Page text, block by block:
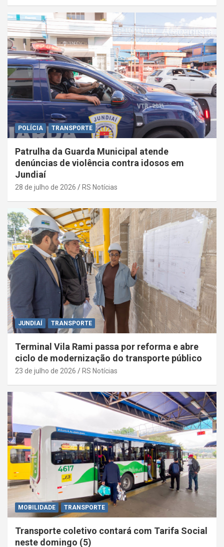
POLÍCIA TRANSPORTE
Patrulha da Guarda Municipal atende
denúncias de violência contra idosos em
Jundiaí
28 de julho de 2026 RS Notícias
JUNDIAÍ TRANSPORTE
Terminal Vila Rami passa por reforma e abre
ciclo de modernização do transporte público
23 de julho de 2026 RS Notícias
MOBILIDADE TRANSPORTE
Transporte coletivo contará com Tarifa Social
neste domingo (5)